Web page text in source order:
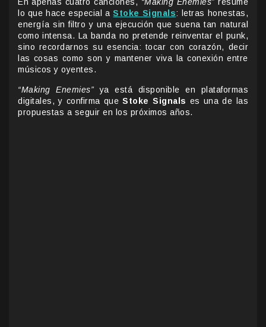
lo que hace especial aStoke Signals: letras honestas,
energía sin filtro y una ejecución que suena tan natural
como intensa. La banda no pretende reinventar el punk,
sino recordarnos su esencia: tocar con corazón, decir
las cosas como son y mantener viva la conexión entre
músicos y oyentes.
“Making Enemies” ya está disponible en plataformas
digitales, y confirma queStoke Signals es una de las
propuestas a seguir en los próximos años.